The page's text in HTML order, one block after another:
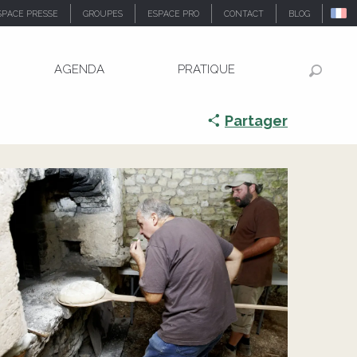
PRESSE GROUPES ESPACE PRO CONTACT BLOG
AGENDA PRATIQUE
Partager